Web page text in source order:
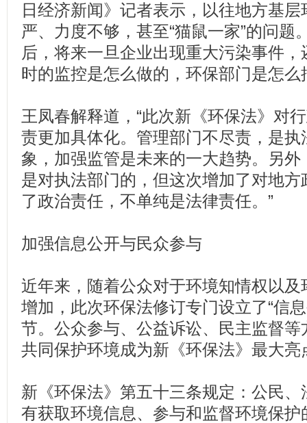
日经济新闻》记者表示，以往地方基
严、力度不够，甚至“猫鼠一家”的问题
后，将来一旦企业出现重大污染事件
时的监控是怎么做的，环保部门是怎么
王凤春解释道，“此次新《环保法》对
责更加具体化。管理部门不尽责，是
象，加强监管是未来的一大趋势。另
是对执法部门的，但这次增加了对地
了政治责任，不单纯是法律责任。”
加强信息公开与民众参与
近年来，随着公众对于环境知情权以
增加，此次环保法修订专门设立了“信
节。公众参与、公益诉讼、民主监督
共同保护环境成为新《环保法》最大亮
新《环保法》第五十三条规定：公民
有获取环境信息、参与和监督环境保